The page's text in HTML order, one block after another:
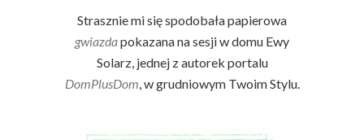
Strasznie mi się spodobała papierowa
gwiazdapokazana na sesji w domu Ewy
Solarz, jednej z autorek portalu
DomPlusDom, w grudniowym Twoim Stylu.